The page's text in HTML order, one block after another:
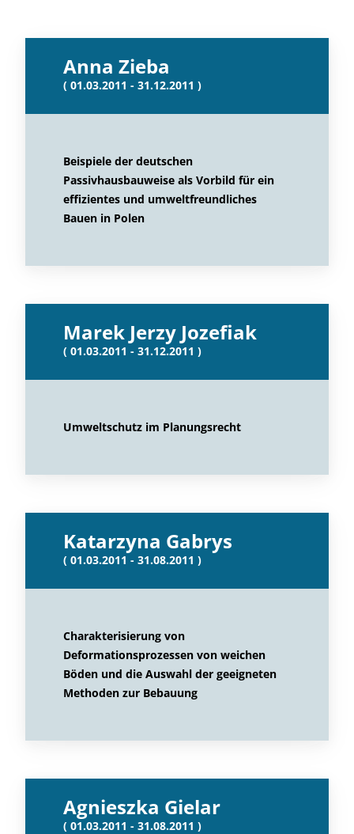
Anna Zieba
( 01.03.2011 - 31.12.2011 )
Beispiele der deutschen
Passivhausbauweise als Vorbild für ein
effizientes und umweltfreundliches
Bauen in Polen
Marek Jerzy Jozefiak
( 01.03.2011 - 31.12.2011 )
Umweltschutz im Planungsrecht
Katarzyna Gabrys
( 01.03.2011 - 31.08.2011 )
Charakterisierung von
Deformationsprozessen von weichen
Böden und die Auswahl der geeigneten
Methoden zur Bebauung
Agnieszka Gielar
( 01.03.2011 - 31.08.2011 )